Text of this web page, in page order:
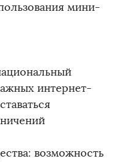
мини-
интернет-
возможность